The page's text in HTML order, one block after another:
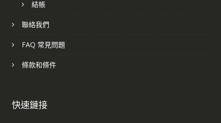
結帳
聯絡我們
FAQ 常見問題
條款和條件
快速鏈接